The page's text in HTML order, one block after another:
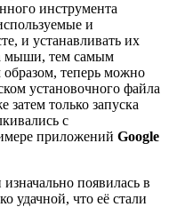
инструмента
и
и устанавливать их
мыши, тем самым
образом, теперь можно
установочного файла
затем только запуска
с
приложений Google
появилась в
удачной, что её стали